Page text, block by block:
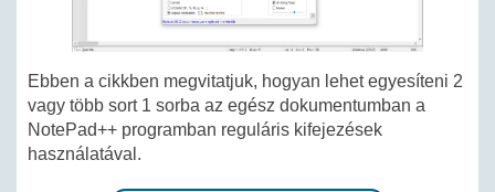
Ebben a cikkben megvitatjuk, hogyan lehet egyesíteni 2
vagy több sort 1 sorba az egész dokumentumban a
NotePad++ programban reguláris kifejezések
használatával.